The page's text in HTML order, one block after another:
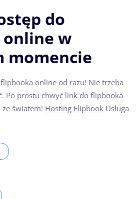
do
w
momencie
online od razu! Nie trzeba
Po prostu chwyć link do flipbooka
światem! Hosting Flipbook Usługa